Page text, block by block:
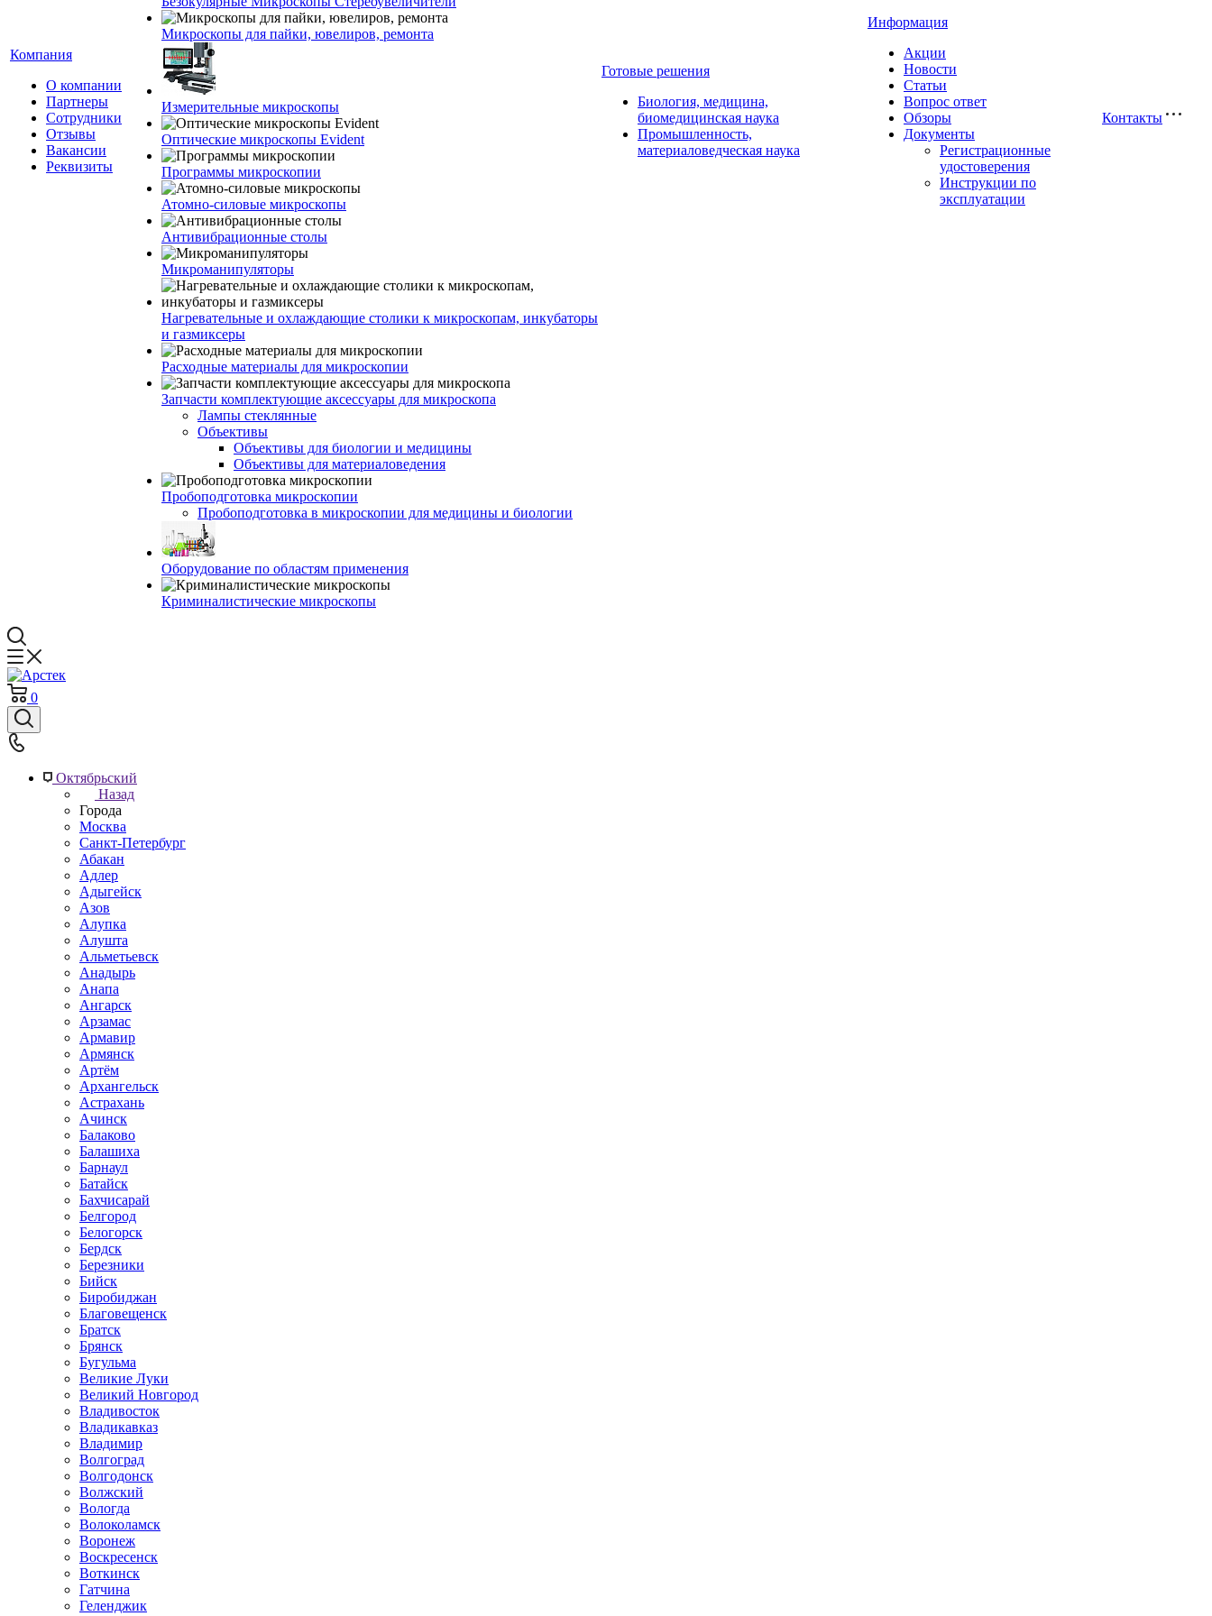
Компания
О компании
Партнеры
Сотрудники
Отзывы
Вакансии
Реквизиты
Микроскопы для пайки, ювелиров, ремонта
Измерительные микроскопы
Оптические микроскопы Evident
Программы микроскопии
Атомно-силовые микроскопы
Антивибрационные столы
Микроманипуляторы
Нагревательные и охлаждающие столики к микроскопам, инкубаторы
и газмиксеры
Расходные материалы для микроскопии
Запчасти комплектующие аксессуары для микроскопа
Лампы стеклянные
Объективы
Объективы для биологии и медицины
Объективы для материаловедения
Пробоподготовка микроскопии
Пробоподготовка в микроскопии для медицины и биологии
Оборудование по областям применения
Криминалистические микроскопы
Готовые решения
Биология, медицина,
биомедицинская наука
Промышленность,
материаловедческая наука
Информация
Акции
Новости
Статьи
Вопрос ответ
Обзоры
Документы
Регистрационные
удостоверения
Инструкции по
эксплуатации
Контакты
0
Октябрьский
Назад
Города
Москва
Санкт-Петербург
Абакан
Адлер
Адыгейск
Азов
Алупка
Алушта
Альметьевск
Анадырь
Анапа
Ангарск
Арзамас
Армавир
Армянск
Артём
Архангельск
Астрахань
Ачинск
Балаково
Балашиха
Барнаул
Батайск
Бахчисарай
Белгород
Белогорск
Бердск
Березники
Бийск
Биробиджан
Благовещенск
Братск
Брянск
Бугульма
Великие Луки
Великий Новгород
Владивосток
Владикавказ
Владимир
Волгоград
Волгодонск
Волжский
Вологда
Волоколамск
Воронеж
Воскресенск
Воткинск
Гатчина
Геленджик